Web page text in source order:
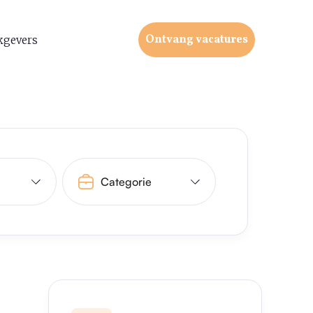
Ontvang vacatures
Categorie